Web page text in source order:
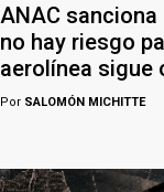
ANAC
no hay riesgo
aerolínea sigue
Por SALOMÓN MICHITTE